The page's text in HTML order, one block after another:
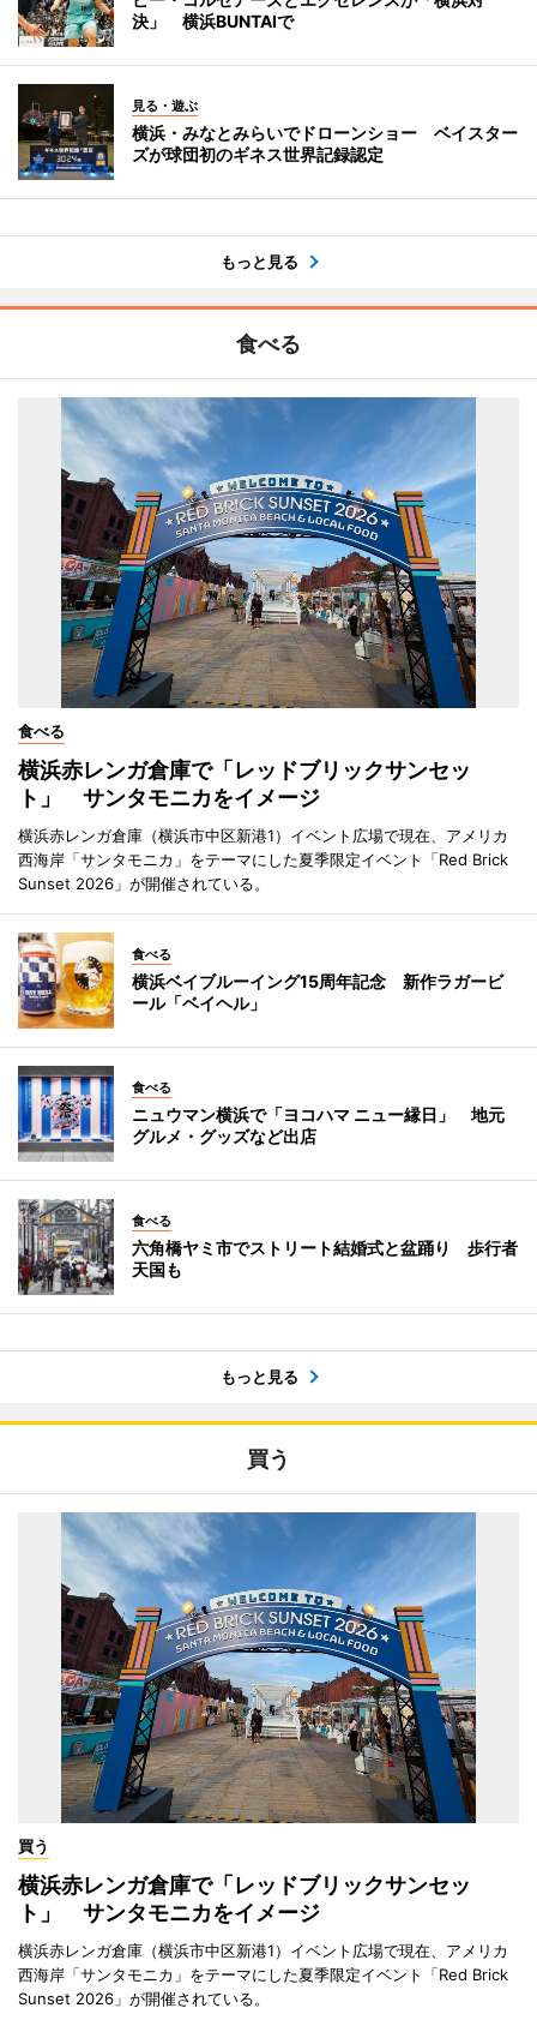
決」 横浜BUNTAIで
見る・遊ぶ
横浜・みなとみらいでドローンショー ベイスター
ズが球団初のギネス世界記録認定
もっと見る
食べる
食べる
横浜赤レンガ倉庫で「レッドブリックサンセッ
ト」 サンタモニカをイメージ
横浜赤レンガ倉庫（横浜市中区新港1）イベント広場で現在、アメリカ
西海岸「サンタモニカ」をテーマにした夏季限定イベント「Red Brick
Sunset 2026」が開催されている。
食べる
横浜ベイブルーイング15周年記念 新作ラガービ
ール「ベイヘル」
食べる
ニュウマン横浜で「ヨコハマ ニュー縁日」 地元
グルメ・グッズなど出店
食べる
六角橋ヤミ市でストリート結婚式と盆踊り 歩行者
天国も
もっと見る
買う
買う
横浜赤レンガ倉庫で「レッドブリックサンセッ
ト」 サンタモニカをイメージ
横浜赤レンガ倉庫（横浜市中区新港1）イベント広場で現在、アメリカ
西海岸「サンタモニカ」をテーマにした夏季限定イベント「Red Brick
Sunset 2026」が開催されている。